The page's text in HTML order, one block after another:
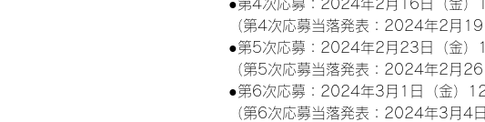
●第4次応募：2024年2月16日（金
（第4次応募当落発表：2024年2月19
●第5次応募：2024年2月23日（金
（第5次応募当落発表：2024年2月26
●第6次応募：2024年3月1日（金）
（第6次応募当落発表：2024年3月4日